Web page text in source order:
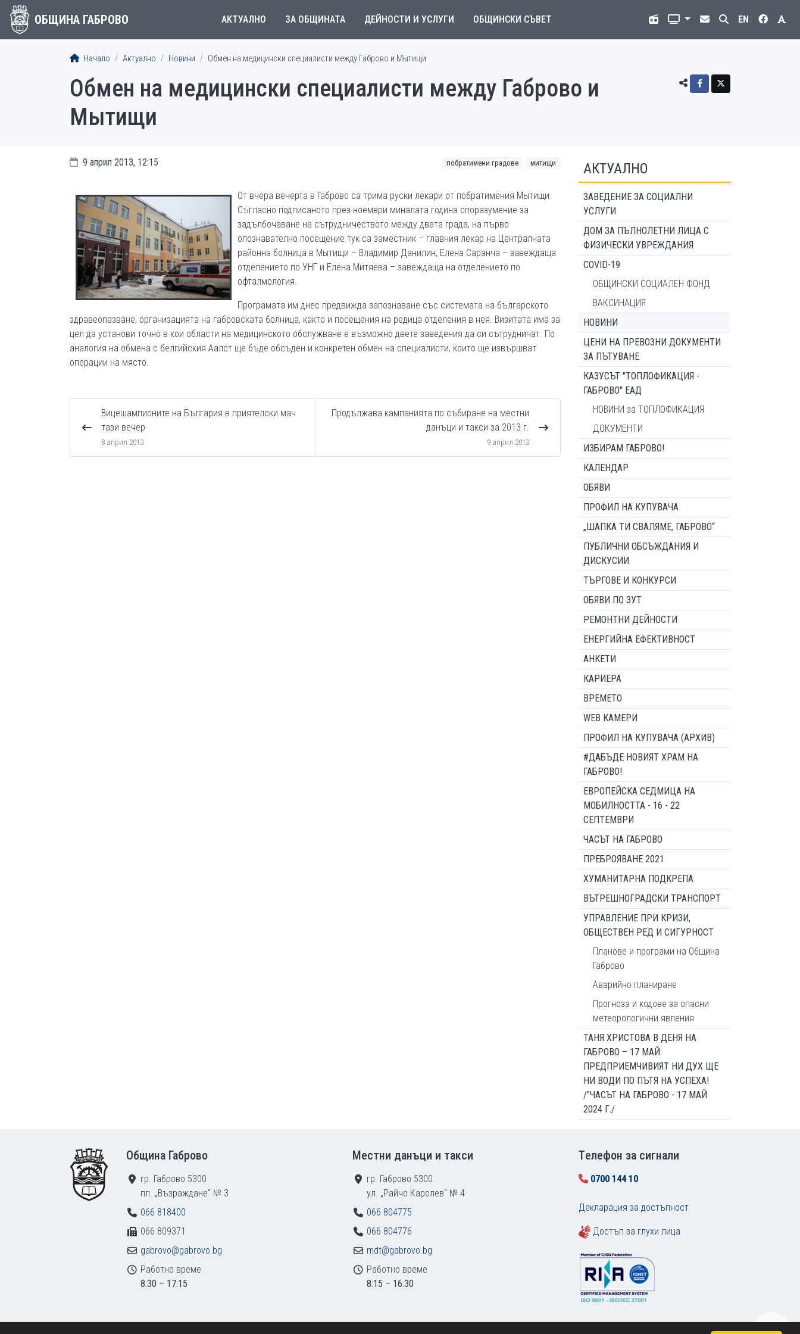
ОБЩИНА ГАБРОВО АКТУАЛНО ЗА ОБЩИНАТА ДЕЙНОСТИ И УСЛУГИ ОБЩИНСКИ СЪВЕТ EN
Начало Актуално Новини Обмен на медицински специалисти между Габрово и Мытищи
Обмен на медицински специалисти между Габрово и
Мытищи
9 април 2013, 12:15 побратимени градове митищи
От вчера вечерта в Габрово са трима руски лекари от побратимения Мытищи.
Съгласно подписаното през ноември миналата година споразумение за
задълбочаване на сътрудничеството между двата града, на първо
опознавателно посещение тук са заместник – главния лекар на Централната
районна болница в Мытищи – Владимир Данилин, Елена Саранча – завеждаща
отделението по УНГ и Елена Митяева – завеждаща на отделението по
офталмология.
Програмата им днес предвижда запознаване със системата на българското
здравеопазване, организацията на габровската болница, както и посещения на редица отделения в нея. Визитата има за
цел да установи точно в кои области на медицинското обслужване е възможно двете заведения да си сътрудничат. По
аналогия на обмена с белгийския Аалст ще бъде обсъден и конкретен обмен на специалисти, които ще извършват
операции на място.
Вицешампионите на България в приятелски мач
тази вечер
8 април 2013
Продължава кампанията по събиране на местни
данъци и такси за 2013 г.
9 април 2013
АКТУАЛНО
ЗАВЕДЕНИЕ ЗА СОЦИАЛНИ
УСЛУГИ
ДОМ ЗА ПЪЛНОЛЕТНИ ЛИЦА С
ФИЗИЧЕСКИ УВРЕЖДАНИЯ
COVID-19
ОБЩИНСКИ СОЦИАЛЕН ФОНД
ВАКСИНАЦИЯ
НОВИНИ
ЦЕНИ НА ПРЕВОЗНИ ДОКУМЕНТИ
ЗА ПЪТУВАНЕ
КАЗУСЪТ "ТОПЛОФИКАЦИЯ -
ГАБРОВО" ЕАД
НОВИНИ за ТОПЛОФИКАЦИЯ
ДОКУМЕНТИ
ИЗБИРАМ ГАБРОВО!
КАЛЕНДАР
ОБЯВИ
ПРОФИЛ НА КУПУВАЧА
„ШАПКА ТИ СВАЛЯМЕ, ГАБРОВО“
ПУБЛИЧНИ ОБСЪЖДАНИЯ И
ДИСКУСИИ
ТЪРГОВЕ И КОНКУРСИ
ОБЯВИ ПО ЗУТ
РЕМОНТНИ ДЕЙНОСТИ
ЕНЕРГИЙНА ЕФЕКТИВНОСТ
АНКЕТИ
КАРИЕРА
ВРЕМЕТО
WEB КАМЕРИ
ПРОФИЛ НА КУПУВАЧА (АРХИВ)
#ДАБЪДЕ НОВИЯТ ХРАМ НА
ГАБРОВО!
ЕВРОПЕЙСКА СЕДМИЦА НА
МОБИЛНОСТТА - 16 - 22
СЕПТЕМВРИ
ЧАСЪТ НА ГАБРОВО
ПРЕБРОЯВАНЕ 2021
ХУМАНИТАРНА ПОДКРЕПА
ВЪТРЕШНОГРАДСКИ ТРАНСПОРТ
УПРАВЛЕНИЕ ПРИ КРИЗИ,
ОБЩЕСТВЕН РЕД И СИГУРНОСТ
Планове и програми на Община
Габрово
Аварийно планиране
Прогноза и кодове за опасни
метеорологични явления
ТАНЯ ХРИСТОВА В ДЕНЯ НА
ГАБРОВО – 17 МАЙ:
ПРЕДПРИЕМЧИВИЯТ НИ ДУХ ЩЕ
НИ ВОДИ ПО ПЪТЯ НА УСПЕХА!
/"ЧАСЪТ НА ГАБРОВО - 17 МАЙ
2024 Г./
Община Габрово
гр. Габрово 5300
пл. „Възраждане“ № 3
066 818400
066 809371
gabrovo@gabrovo.bg
Работно време
8:30 – 17:15
Местни данъци и такси
гр. Габрово 5300
ул. „Райчо Каролев“ № 4
066 804775
066 804776
mdt@gabrovo.bg
Работно време
8:15 – 16:30
Tелефон за сигнали
0700 144 10
Декларация за достъпност
Достъп за глухи лица